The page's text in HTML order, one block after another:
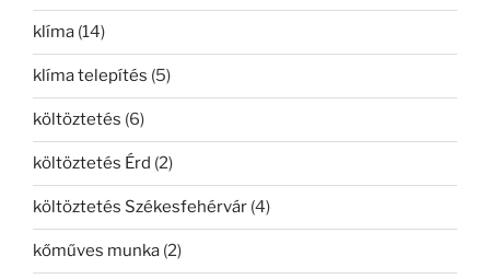
klíma (14)
klíma telepítés (5)
költöztetés (6)
költöztetés Érd (2)
költöztetés Székesfehérvár (4)
kőműves munka (2)